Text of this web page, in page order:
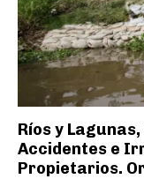
Ríos y
Accidentes e
Propietarios.